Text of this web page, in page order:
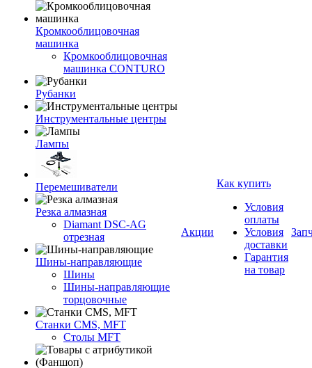
Кромкооблицовочная
машинка
Кромкооблицовочная
машинка CONTURO
Рубанки
Инструментальные центры
Лампы
Перемешиватели
Резка алмазная
Diamant DSC-AG
отрезная
Шины-направляющие
Шины
Шины-направляющие
торцовочные
Станки CMS, MFT
Столы MFT
Акции
Как купить
Условия
оплаты
Условия
доставки
Гарантия
на товар